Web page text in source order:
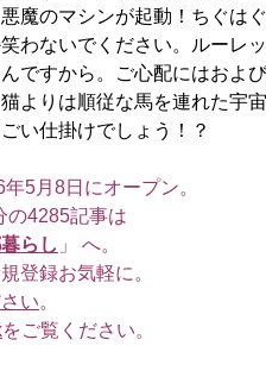
魔のマシンが起動！ちぐは
わないでください。ルーレ
ですから。ご心配にはおよ
よりは順従な馬を連れた宇
い仕掛けでしょう！？
5月8日にオープン。
の4285記事は
らし 」 へ。
登録お気軽に。
い。
をご覧ください。